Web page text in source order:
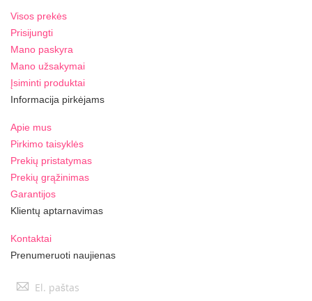
Visos prekės
Prisijungti
Mano paskyra
Mano užsakymai
Įsiminti produktai
Informacija pirkėjams
Apie mus
Pirkimo taisyklės
Prekių pristatymas
Prekių grąžinimas
Garantijos
Klientų aptarnavimas
Kontaktai
Prenumeruoti naujienas
Užsisakykite
naujienlaiškį: